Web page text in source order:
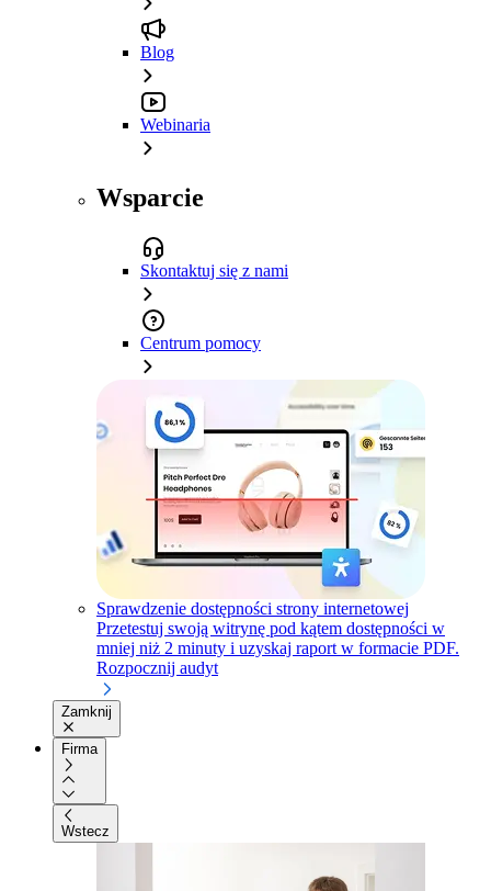
Blog
Webinaria
Wsparcie
Skontaktuj się z nami
Centrum pomocy
Sprawdzenie dostępności strony internetowej
Przetestuj swoją witrynę pod kątem dostępności w
mniej niż 2 minuty i uzyskaj raport w formacie PDF.
Rozpocznij audyt
Zamknij
Firma
Wstecz